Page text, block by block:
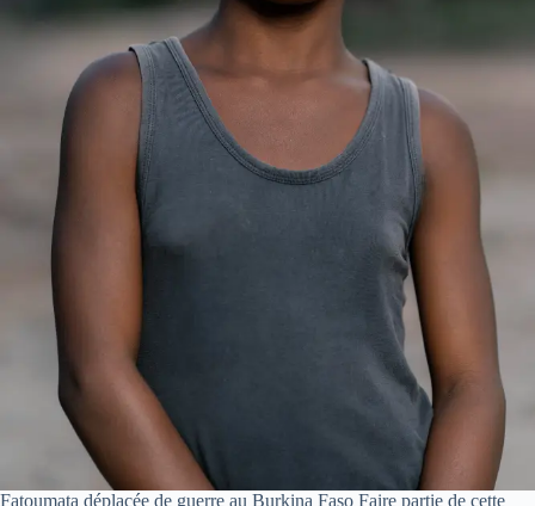
Fatoumata déplacée de guerre au Burkina Faso Faire partie de cette